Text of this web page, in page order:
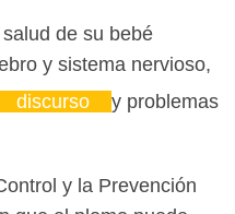
de su bebé
y sistema nervioso,
discurso
y problemas
y la Prevención